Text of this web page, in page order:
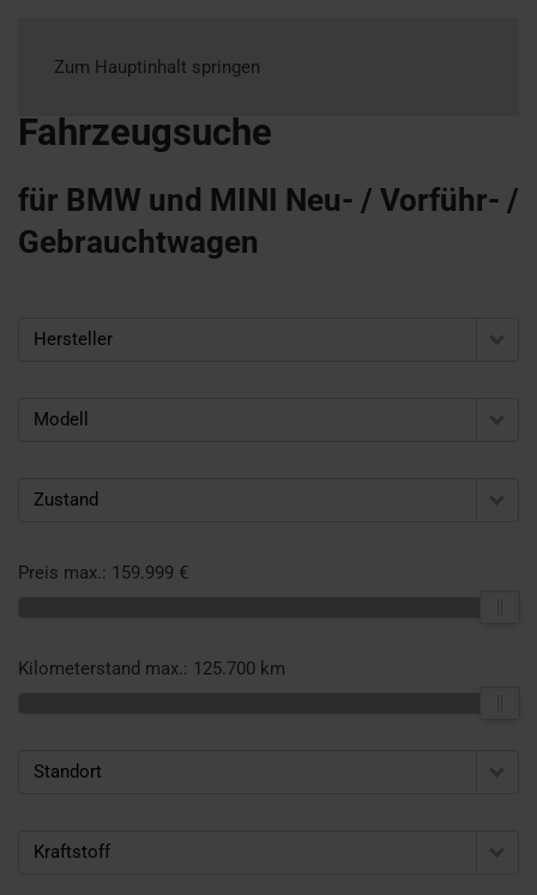
Zum Hauptinhalt springen
Fahrzeugsuche
für BMW und MINI Neu- / Vorführ- /
Gebrauchtwagen
Hersteller
Modell
Zustand
Preis max.: 159.999 €
Kilometerstand max.: 125.700 km
Standort
Kraftstoff